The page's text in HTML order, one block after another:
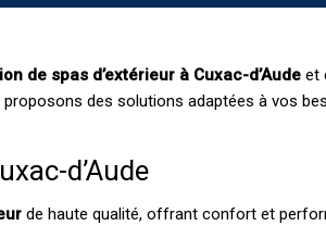
de spas d’extérieur à Cuxac-d’Aude et
des solutions adaptées à vos
d’Aude
de haute qualité, offrant confort et